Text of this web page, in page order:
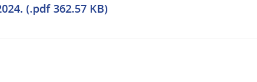
(.pdf 362.57 KB)